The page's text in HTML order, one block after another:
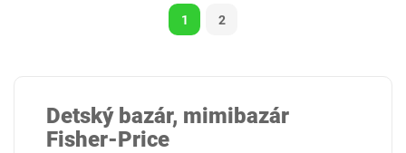
1 2
Detský bazár, mimibazár
Fisher-Price